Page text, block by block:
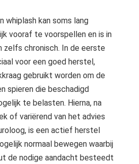
whiplash kan soms lang
vooraf te voorspellen en is in
zelfs chronisch. In de eerste
voor een goed herstel,
gebruikt worden om de
spieren die beschadigd
te belasten. Hierna, na
of variërend van het advies
is een actief herstel
normaal bewegen waarbij
de nodige aandacht besteedt